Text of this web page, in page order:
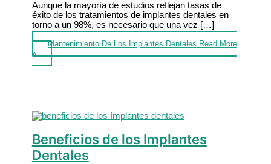
Aunque la mayoría de estudios reflejan tasas de
éxito de los tratamientos de implantes dentales en
torno a un 98%, es necesario que una vez […]
Mantenimiento De Los Implantes Dentales Read More
»
Beneficios de los Implantes
Dentales